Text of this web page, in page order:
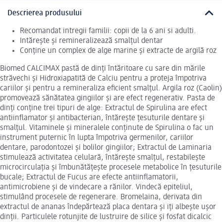
Descrierea produsului
Recomandat intregii familii: copii de la 6 ani si adulti.
Intărește și remineralizează smalțul dentar
Conține un complex de alge marine și extracte de argilă roz
Biomed CALCIMAX pastă de dinți întăritoare cu sare din mările
străvechi și Hidroxiapatită de Calciu pentru a proteja împotriva
cariilor și pentru a remineraliza eficient smalțul. Argila roz (Caolin)
promovează sănătatea gingiilor și are efect regenerativ. Pasta de
dinți conține trei tipuri de alge: Extractul de Spirulina are efect
antiinflamator și antibacterian, întărește țesuturile dentare și
smalțul. Vitaminele și mineralele conținute de Spirulina o fac un
instrument puternic în lupta împotriva germenilor, cariilor
dentare, parodontozei și bolilor gingiilor; Extractul de Laminaria
stimulează activitatea celulară, întărește smalțul, restabilește
microcirculația și îmbunătățește procesele metabolice în țesuturile
bucale; Extractul de Fucus are efecte antiinflamatorii,
antimicrobiene și de vindecare a rănilor. Vindecă epiteliul,
stimulând procesele de regenerare. Bromelaina, derivata din
extractul de ananas îndepărtează placa dentara și iți albește ușor
dinții. Particulele rotunjite de lustruire de silice și fosfat dicalcic